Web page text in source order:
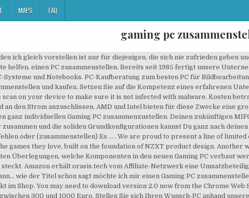
MAPS FAQ
gaming pc
PC-Konfigurator zusammen und die soliden Grundkonfigurationen kannst Du ganz nach deinen Wünschen verfeinern. Könnte mir wer für diese Anforderungen ein Gaming PC empfehlen oder (zusammenstellen) Es … . We are proud to present a line of limited edition, officially licensed products that showcase our user's enthusiasm for the games they love, built on the foundation of NZXT product design. Another way to prevent getting this page in the future is to use Privacy Pass. Mit dem bewussten Überlegungen, welche Komponenten in den neuen Gaming PC verbaut werden sollen, wird einem Klar was für eine gebalte Ladung an Technik in so einer Kiste steckt. Amazon erhält orasis.tech vom Affiliate-Netzwerk eine Umsatzbeteiligung oder einen fixen Betrag gut geschrieben. ich hoffe das mir jemand helfen kann... wie der Titel schon sagt möchte ich mir einen Gaming PC zusammenstellen. Wählen Sie aus unserer riesigen Produktpalette das für Sie passende Produkt im Shop. You may need to download version 2.0 now from the Chrome Web Store. Limited Edition. Hier geben wir Beispiel-Konfigurationen in Preisbereichen zwischen 300 und 1000 Euro. Stellen Sie sich Ihren Wunsch-PC anhand unserer drei Bauvorschläge aus c't 24/2019 zusammen. • In der heutigen Zeit wo Geräte gekauft, gebraucht und weggeworfen werden, ist das Bauen eines eigenen Gaming PC eine schöne Art sich der faszination Technik bewusst zu werden. Your IP: 193.176.85.242 Die Kompatibilität für das optimale Zusammenspiel der einzelnen Komponenten wird noch geprüft. Jedes PC-Spiel hat spezielle und ganz unterschiedliche Anforderungen an einen zusammengestellten Gaming PC. Motherboard Support: Mini-ITX, MicroATX, and ATX, LGA1151-Sockel für Intel® Core™ Desktop-Prozessoren, 1 x M.2 Socket 3, with M key, type 2242/2260/2280 storage devices support (both SATA & PCIE mode)2, 1 x M.2 Socket 3, with M key, type 2242/2260/2280/22110 storage devices support (PCIE 3.0 x 4 mode). Fazit: High End Gaming PC zusammenstellen – Luft nach oben ist immer! Gaming PC zusammenstellen fürs Gaming 2020. Doch in Sachen Gaming PC kannst du dir deine eigene Maschine zusammenstellen.Die verschiedenen Komponenten sollten auf deine Bedürfnisse angepasst sein und am Ende erhältst du einen Rechner, der mit allen Wassern gewaschen ist und schnurrt wie ein Kätzchen. ... Dein High End Gaming PC - nicht nur für Computerspiele geeignet. ♥Die Webseite wird finanziell über Affiliate-Links unterstützt. Für einen modernen Gamer PC ist ein schnell getakteter Quad-Core-Prozessor ein Muss. Recommended Links. Schauen Sie gern online vorbei Gaming Pc Zusammenstellen zu Spitzenpreisen. - Seite 2 In diesem Ratgeber erfährst du, wie du dir für rund 1.000 Euro einen sehr leistungsfähigen Gaming-PC zusammenstellen kannst. Intel Core i7-9700K 3.6 GHz 8-Core Processor, NZXT Kraken X62 Rev 2 98.17 CFM Liquid CPU Cooler, Asus ROG STRIX Z390-E GAMING ATX LGA1151 Motherboard, Corsair Vengeance RGB PRO 32GB (4x8GB) DDR4 RGB LED-Beleuchtung Speicherkit, Kingston A2000 500 GB M.2-2280 NVME Solid State Drive, CORSAIR RM Series, RM750, 750 Watt, 80+ Gold Certified, Kosten Total: 2140EUR Also, falls ihr Verbesserungsvorschläge oder Tipps&Tricks habt, einfach unten in die Kommentare schreiben. Günstigen Gaming-PC zusammenstellen: Wir haben ihnen die beste Hardware in jedem Preisbereich wie zum Beispiel 300, 500, 800 oder 1000 Euro konfiguriert. Custom Crafted. Gaming-PC zusammenstellen Herbst 2020 | Konfigurationen 600, 1.250 und 2.000 Euro. Aktuelle Spiele wie Far Cry Primal oder The Division setzen einen Quad-Core-Prozessor bereits zwingend voraus viele weitere Spiele mit ähnlichen Hardware-Anforderungen werden folgen. Und noch andere die erscheinen werden. Achtung: was hier gleich folgt ist das beste Setup für einen Gaming PC im Preissegment 1500 bis 2000 Euro. Damit kannst du mit guten Basiswissen, dein eigenes Projekt starten. Für diejenigen, die die das Beste vom Besten wollen. Durch den Kauf eines Produktes bei einem von uns empfohlenen Shop z.B. , Dieser Blog Artikel soll interaktiv sein. So stellt man einen Gaming-PC … Wir liefern Tipps und Konfigurationen für Einsteiger-, Mittelklasse- und Gaming-PC. Bei Zockergear haben wir die best mögliche Konfiguration für einen 500 Euro Gaming PC zusammengestellt und das beste Preis-Leistungs-Verhältnis geschaffen. admin January 6, 2021. Leistungsaufnahme: -. Please enable Cookies and reload the page. 1000-1300€ (kann auch etwas über Budget sein) kosten sollte. Gaming PC selber zusammenstellen: Mit dem Gaming PC Konfigurator kommt wirklich jeder Gamer auf seine Kosten! Ich möchte mit dem PC Games spielen wie: Grand Theft Auto V. Call of Duty: Warzone. Videobearbeitung & Gaming [2020]. Wir werden ein Basis Setup für ein Gaming